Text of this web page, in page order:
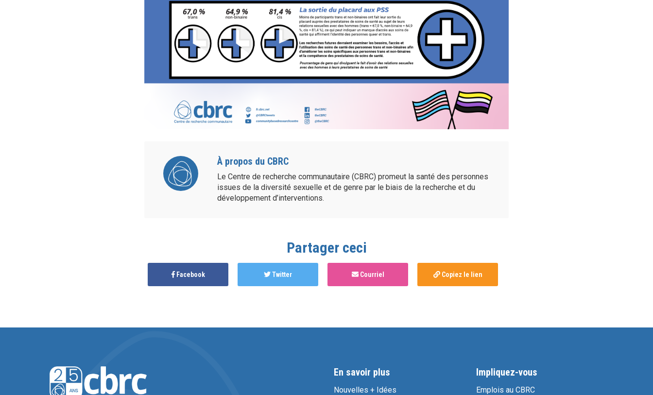
À propos du CBRC
Le Centre de recherche communautaire (CBRC) promeut la santé des personnes
issues de la diversité sexuelle et de genre par le biais de la recherche et du
développement d’interventions.
Partager ceci
Facebook Twitter Courriel Copiez le lien
En savoir plus
Nouvelles + Idées
Impliquez-vous
Emplois au CBRC